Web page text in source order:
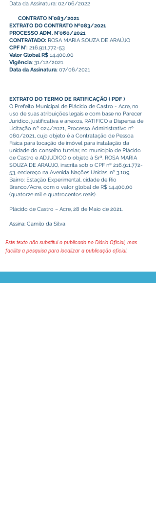
Data da Assinatura: 02/06/2022
CONTRATO N°083/2021
EXTRATO DO CONTRATO Nº083/2021
PROCESSO ADM. N°060/2021
CONTRATADO: ROSA MARIA SOUZA DE ARAÚJO
CPF N°: 216.911.772-53
Valor Global R$ 14.400,00
Vigência: 31/12/2021
Data da Assinatura: 07/06/2021
EXTRATO DO TERMO DE RATIFICAÇÃO ( PDF )
O Prefeito Municipal de Plácido de Castro - Acre, no
uso de suas atribuições legais e com base no Parecer
Jurídico, justificativa e anexos, RATIFICO a Dispensa de
Licitação n.º 024/2021, Processo Administrativo nº
060/2021, cujo objeto é a Contratação de Pessoa
Física para locação de imóvel para instalação da
unidade do conselho tutelar, no município de Plácido
de Castro e ADJUDICO o objeto à Srª. ROSA MARIA
SOUZA DE ARAÚJO, inscrita sob o CPF nº 216.911.772-
53, endereço na Avenida Nações Unidas, nº 3.109,
Bairro: Estação Experimental, cidade de Rio
Branco/Acre, com o valor global de R$ 14.400,00
(quatorze mil e quatrocentos reais).
Plácido de Castro – Acre, 28 de Maio de 2021.
Assina: Camilo da Silva
Este texto não substitui o publicado no Diário Oficial, mas
facilita a pesquisa para localizar a publicação oficial.